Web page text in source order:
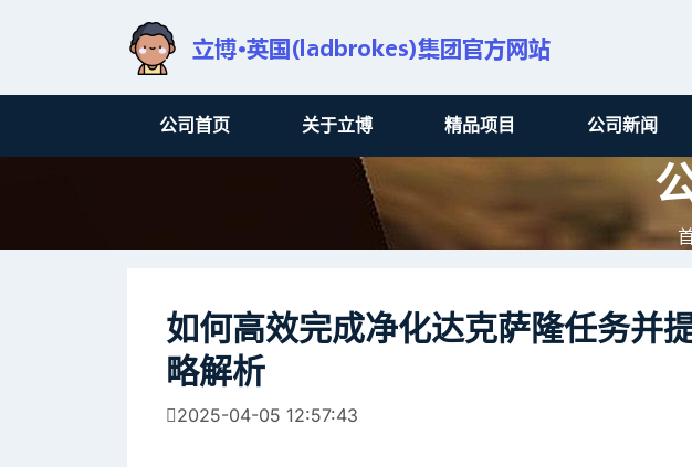
公司首页 关于立博 精品项目 公司新闻
如何高效完成净化达克萨隆任务并
略解析
2025-04-05 12:57:43